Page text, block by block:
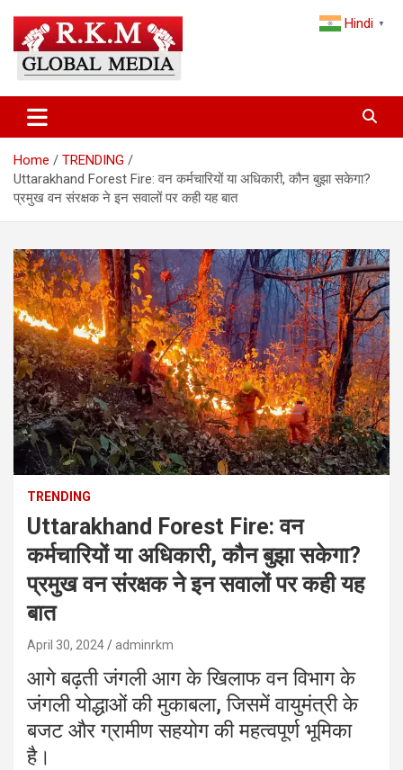
content
Latest Hindi News & Breaking
News – RKM Global Media
and the World
Home
TRENDING
Uttarakhand Forest Fire: वन कर्मचारियों या अधिकारी, कौन बुझा सकेगा?
प्रमुख वन संरक्षक ने इन सवालों पर कही यह बात
TRENDING
Uttarakhand Forest Fire: वन
कर्मचारियों या अधिकारी, कौन बुझा सकेगा?
प्रमुख वन संरक्षक ने इन सवालों पर कही यह
बात
April 30, 2024 adminrkm
आगे बढ़ती जंगली आग के खिलाफ वन विभाग के
जंगली योद्धाओं की मुकाबला, जिसमें वायुमंत्री के
बजट और ग्रामीण सहयोग की महत्वपूर्ण भूमिका
है।
Hindi ▼